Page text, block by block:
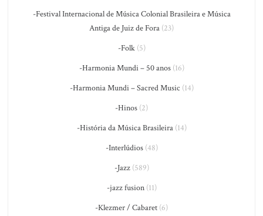
-Festival Internacional de Música Colonial Brasileira e Música
Antiga de Juiz de Fora (23)
-Folk(5)
-Harmonia Mundi – 50 anos(16)
-Harmonia Mundi – Sacred Music (14)
-Hinos (2)
-História da Música Brasileira(14)
-Interlúdios(48)
-Jazz(589)
-jazz fusion(11)
-Klezmer / Cabaret (6)